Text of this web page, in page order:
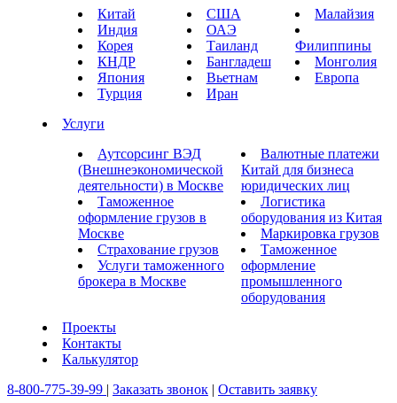
Китай
Индия
Корея
КНДР
Япония
Турция
США
ОАЭ
Таиланд
Бангладеш
Вьетнам
Иран
Малайзия
Филиппины
Монголия
Европа
Услуги
Аутсорсинг ВЭД
(Внешнеэкономической
деятельности) в Москве
Таможенное
оформление грузов в
Москве
Страхование грузов
Услуги таможенного
брокера в Москве
Валютные платежи
Китай для бизнеса
юридических лиц
Логистика
оборудования из Китая
Маркировка грузов
Таможенное
оформление
промышленного
оборудования
Проекты
Контакты
Калькулятор
8-800-775-39-99 | Заказать звонок | Оставить заявку